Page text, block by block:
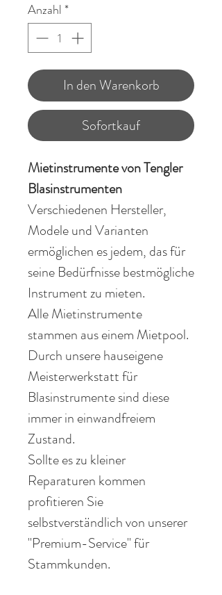
Anzahl *
In den Warenkorb
Sofortkauf
Mietinstrumente von Tengler
Blasinstrumenten
Verschiedenen Hersteller,
Modele und Varianten
ermöglichen es jedem, das für
seine Bedürfnisse bestmögliche
Instrument zu mieten.
Alle Mietinstrumente
stammen aus einem Mietpool.
Durch unsere hauseigene
Meisterwerkstatt für
Blasinstrumente sind diese
immer in einwandfreiem
Zustand.
Sollte es zu kleiner
Reparaturen kommen
profitieren Sie
selbstverständlich von unserer
"Premium-Service" für
Stammkunden.